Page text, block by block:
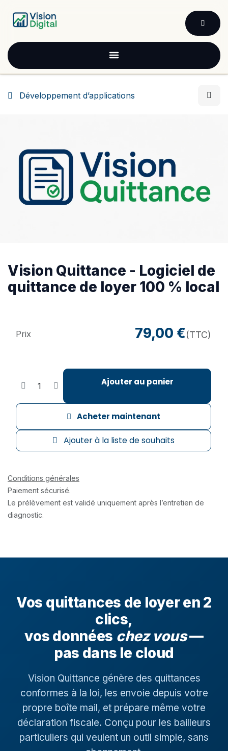
Développement d’applications
Vision Quittance - Logiciel de
quittance de loyer 100 % local
Ajouter au panier
Acheter maintenant
Ajouter à la liste de souhaits
Prix 79,00 €(TTC)
Conditions générales
Paiement sécurisé.
Le prélèvement est validé uniquement après l’entretien de
diagnostic.
Vos quittances de loyer en 2
clics,
vos données chez vous—
pas dans le cloud
Vision Quittance génère des quittances
conformes à la loi, les envoie depuis votre
propre boîte mail, et prépare même votre
déclaration fiscale. Conçu pour les bailleurs
particuliers qui veulent un outil simple, sans